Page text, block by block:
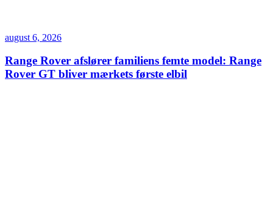
august 6, 2026
Range Rover afslører familiens femte model: Range
Rover GT bliver mærkets første elbil